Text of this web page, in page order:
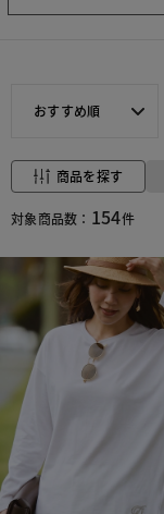
おすすめ順
商品を探す
対象商品数： 154件